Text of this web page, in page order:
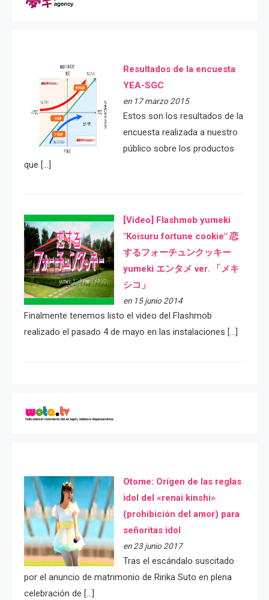
Resultados de la encuesta
YEA-SGC
en 17 marzo 2015
Estos son los resultados de la
encuesta realizada a nuestro
público sobre los productos
que […]
[Video] Flashmob yumeki
"Koisuru fortune cookie" 恋
するフォーチュンクッキー
yumeki エンタメ ver. 「メキ
シコ」
en 15 junio 2014
Finalmente tenemos listo el video del Flashmob
realizado el pasado 4 de mayo en las instalaciones […]
Otome: Orígen de las reglas
idol del «renai kinshi»
(prohibición del amor) para
señoritas idol
en 23 junio 2017
Tras el escándalo suscitado
por el anuncio de matrimonio de Ririka Suto en plena
celebración de […]